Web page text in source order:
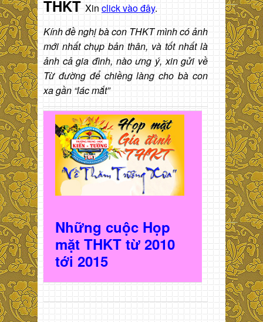
THKT Xin click vào đây.
Kính đề nghị bà con THKT mình có ảnh
mới nhất chụp bản thân, và tốt nhất là
ảnh cả gia đình, nào ưng ý, xin gửi về
Từ đường để chiềng làng cho bà con
xa gần “lác mắt”
Những cuộc Họp
mặt THKT từ 2010
tới 2015